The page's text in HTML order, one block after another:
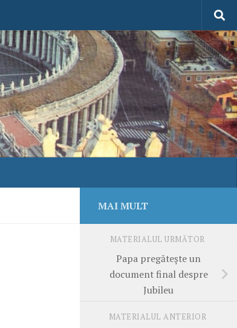
MAI MULT
MATERIALUL URMĂTOR
Papa pregăteşte un
document final despre
Jubileu
MATERIALUL ANTERIOR